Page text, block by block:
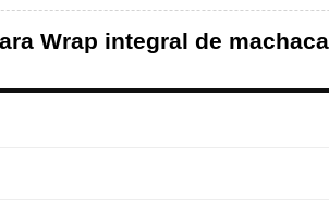
Wrap integral de machaca